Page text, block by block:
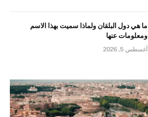
ما هي دول البلقان ولماذا سميت بهذا الاسم
ومعلومات عنها
أغسطس 5, 2026